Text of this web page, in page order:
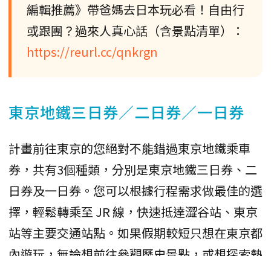
編輯推薦》帶爸媽去日本玩必看！自由行
或跟團？過來人真心話（含景點清單）：
https://reurl.cc/qnkrgn
東京地鐵三日券／二日券／一日券
計畫前往東京的您絕對不能錯過東京地鐵乘車
券，共有3個種類，分別是東京地鐵三日券、二
日券及一日券。您可以根據行程需求做最佳的選
擇，輕鬆轉乘至 JR 線，快速抵達澀谷站、東京
站等主要交通站點。如果假期較短只想在東京都